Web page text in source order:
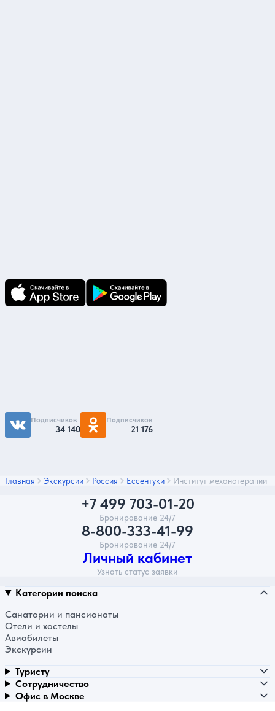
Подписчиков
34 140
Подписчиков
21 176
Главная Экскурсии Россия Ессентуки Институт механотерапии
+7 499 703-01-20
Бронирование 24/7
8-800-333-41-99
Бронирование 24/7
Личный кабинет
Узнать статус заявки
Категории поиска
Санатории и пансионаты
Отели и хостелы
Авиабилеты
Экскурсии
Туристу
Сотрудничество
Офис в Москве